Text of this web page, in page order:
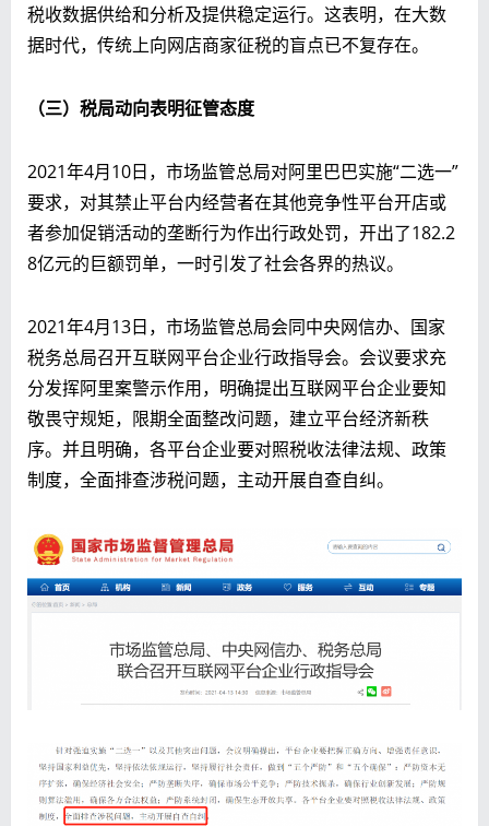
税收数据供给和分析及提供稳定运行。这表明，在大数
据时代，传统上向网店商家征税的盲点已不复存在。
（三）税局动向表明征管态度
2021年4月10日，市场监管总局对阿里巴巴实施“二选一”
要求，对其禁止平台内经营者在其他竞争性平台开店或
者参加促销活动的垄断行为作出行政处罚，开出了182.2
8亿元的巨额罚单，一时引发了社会各界的热议。
2021年4月13日，市场监管总局会同中央网信办、国家
税务总局召开互联网平台企业行政指导会。会议要求充
分发挥阿里案警示作用，明确提出互联网平台企业要知
敬畏守规矩，限期全面整改问题，建立平台经济新秩
序。并且明确，各平台企业要对照税收法律法规、政策
制度，全面排查涉税问题，主动开展自查自纠。